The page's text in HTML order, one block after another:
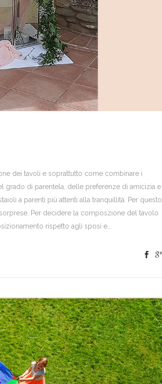
dei tavoli e soprattutto come combinare i
grado di parentela, delle preferenze di amicizia e
a parenti più attenti alla tranquillità. Per questo
Per decidere la composzione del tavolo
rispetto agli sposi e...